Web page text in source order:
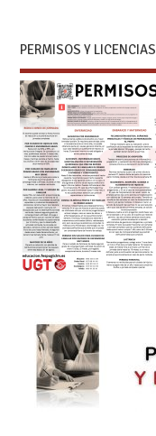
PERMISOS Y LICENCIAS